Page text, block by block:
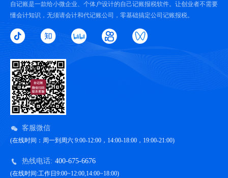
自记账是一款给小微企业、个体户设计的自己记账报税软件。让创业者不需要
懂会计知识，无须请会计和代记账公司，零基础搞定公司记账报税。
客服微信
(在线时间：周一到周六 9:00-12:00，14:00-18:00，19:00-21:00)
热线电话: 400-675-6676
(在线时间:工作日9:00~12:00,14:00~18:00)